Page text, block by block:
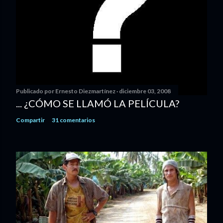
Publicado por Ernesto Diezmartínez diciembre 03, 2008
... ¿CÓMO SE LLAMÓ LA PELÍCULA?
Compartir 31 comentarios